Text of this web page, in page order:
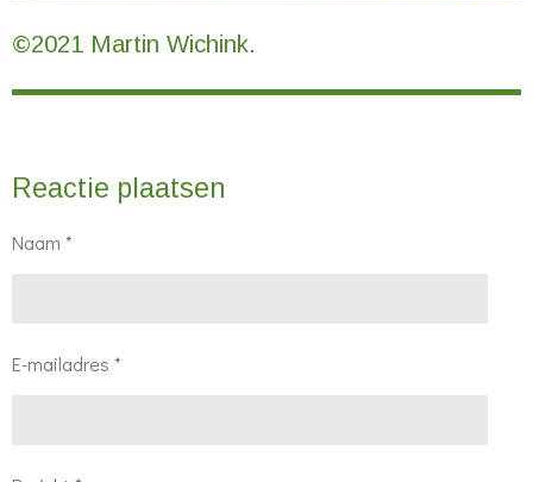
©2021 Martin Wichink.
Reactie plaatsen
Naam *
E-mailadres *